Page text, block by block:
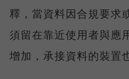
釋，當資料因合規要求
須留在靠近使用者與應
增加，承接資料的裝置